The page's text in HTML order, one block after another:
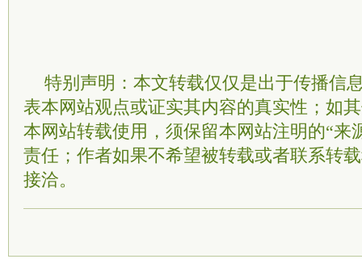
特别声明：本文转载仅仅是出于传播信
表本网站观点或证实其内容的真实性；如
本网站转载使用，须保留本网站注明的“来
责任；作者如果不希望被转载或者联系转
接洽。